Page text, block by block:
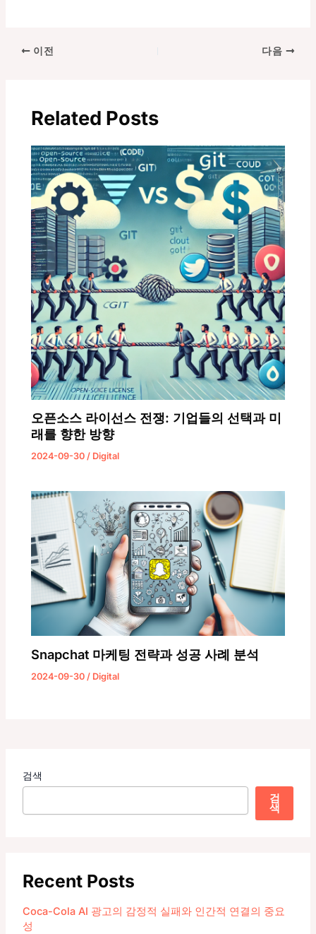
이전 다음
Related Posts
오픈소스 라이선스 전쟁: 기업들의 선택과 미
래를 향한 방향
2024-09-30/ Digital
Snapchat 마케팅 전략과 성공 사례 분석
2024-09-30 / Digital
검색
검
색
Recent Posts
Coca-Cola AI 광고의 감정적 실패와 인간적 연결의 중요
성